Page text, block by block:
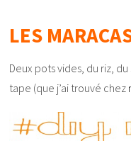
LES
Deux pots vides, du riz,
tape (que j’ai trouvé chez